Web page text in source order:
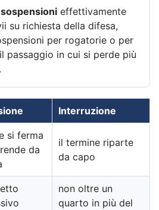
effettivamente
su richiesta della difesa,
per rogatorie o per
passaggio in cui si perde più
Interruzione
si ferma
da
il termine riparte
da capo
non oltre un
quarto in più del